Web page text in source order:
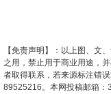
【免责声明】：以上图、文
之用，禁止用于商业用途，
者取得联系，若来源标注错
89525216。本网投稿邮箱：